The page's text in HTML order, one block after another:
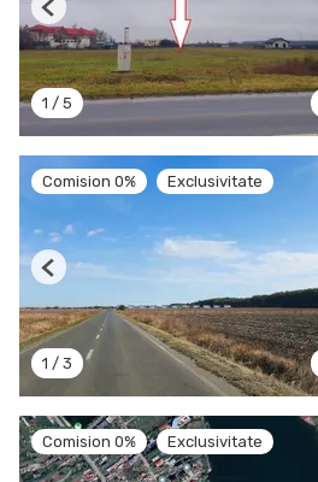
1 / 5
Previous
Comision 0% Exclusivitate
1 / 3
Previous
Comision 0% Exclusivitate